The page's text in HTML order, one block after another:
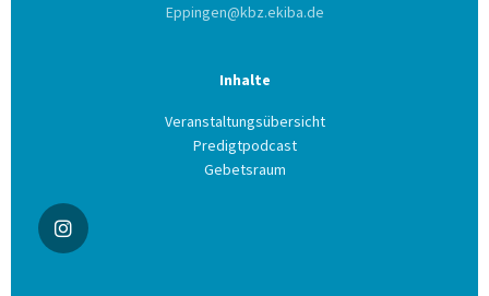
Eppingen@kbz.ekiba.de
Inhalte
Veranstaltungsübersicht
Predigtpodcast
Gebetsraum